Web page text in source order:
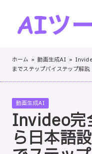
I
ツ
ー
ル
！
ツ
ー
ル
実
践
的
レ
ホーム » 動画生成AI »
までステップバイステップ解説
Posted
in
動画生成AI
Invideo完
ら日本語